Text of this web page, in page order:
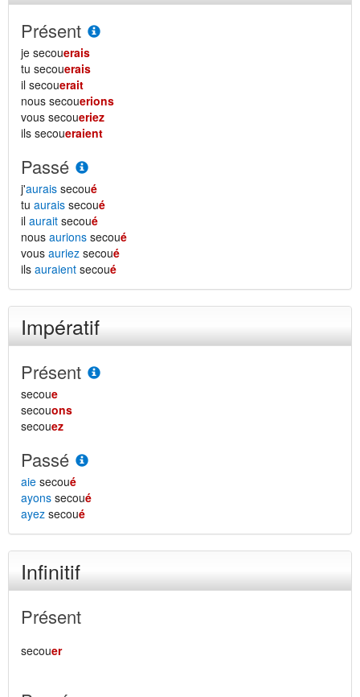
Présent
je secouerais
tu secouerais
il secouerait
nous secouerions
vous secoueriez
ils secoueraient
Passé
j'aurais secoué
tu aurais secoué
il aurait secoué
nous aurions secoué
vous auriez secoué
ils auraient secoué
Impératif
Présent
secoue
secouons
secouez
Passé
aie secoué
ayons secoué
ayez secoué
Infinitif
Présent
secouer